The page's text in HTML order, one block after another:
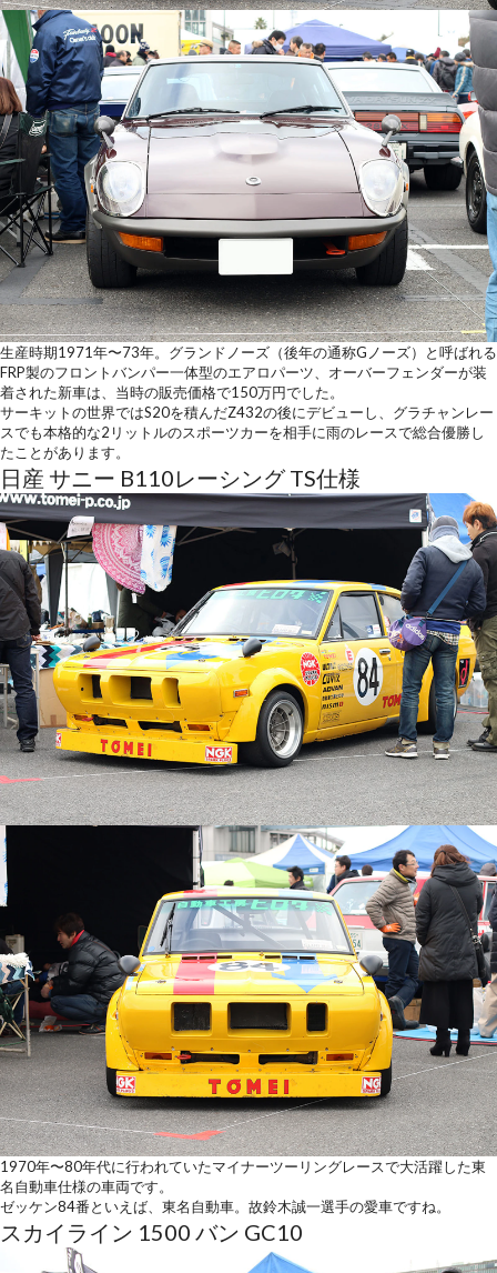
生産時期1971年〜73年。グランドノーズ（後年の通称Gノーズ）と呼ばれる
FRP製のフロントバンパー一体型のエアロパーツ、オーバーフェンダーが装
着された新車は、当時の販売価格で150万円でした。
サーキットの世界ではS20を積んだZ432の後にデビューし、グラチャンレー
スでも本格的な2リットルのスポーツカーを相手に雨のレースで総合優勝し
たことがあります。
日産 サニー B110レーシング TS仕様
1970年〜80年代に行われていたマイナーツーリングレースで大活躍した東
名自動車仕様の車両です。
ゼッケン84番といえば、東名自動車。故鈴木誠一選手の愛車ですね。
スカイライン 1500 バン GC10